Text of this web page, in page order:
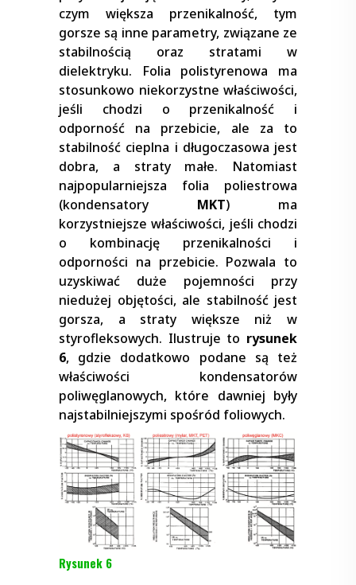
czym większa przenikalność, tym
gorsze są inne parametry, związane ze
stabilnością oraz stratami w
dielektryku. Folia polistyrenowa ma
stosunkowo niekorzystne właściwości,
jeśli chodzi o przenikalność i
odporność na przebicie, ale za to
stabilność cieplna i długoczasowa jest
dobra, a straty małe. Natomiast
najpopularniejsza folia poliestrowa
(kondensatory MKT) ma
korzystniejsze właściwości, jeśli chodzi
o kombinację przenikalności i
odporności na przebicie. Pozwala to
uzyskiwać duże pojemności przy
niedużej objętości, ale stabilność jest
gorsza, a straty większe niż w
styrofleksowych. Ilustruje to rysunek
6, gdzie dodatkowo podane są też
właściwości kondensatorów
poliwęglanowych, które dawniej były
najstabilniejszymi spośród foliowych.
Rysunek 6